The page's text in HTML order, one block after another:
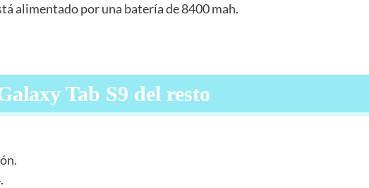
alimentado por una batería de 8400 mah.
Tab S9 del resto